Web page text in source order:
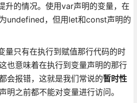
升的情况。使用var声明的变量，在
undefined，但用let和const声明的
量只有在执行到赋值那行代码的时
也意味着在执行到变量声明的那行
会报错，这就是我们常说的暂时性
明之前都不能对变量进行访问。